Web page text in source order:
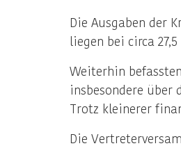
Die Ausgaben der
liegen bei circa
Weiterhin
insbesondere über
Trotz kleinerer
Die